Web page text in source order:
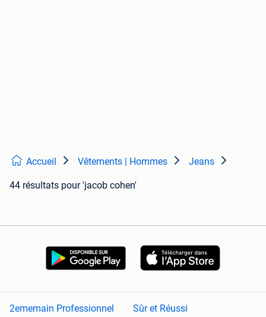
Accueil Vêtements | Hommes Jeans
44 résultats pour 'jacob cohen'
2ememain Professionnel Sûr et Réussi